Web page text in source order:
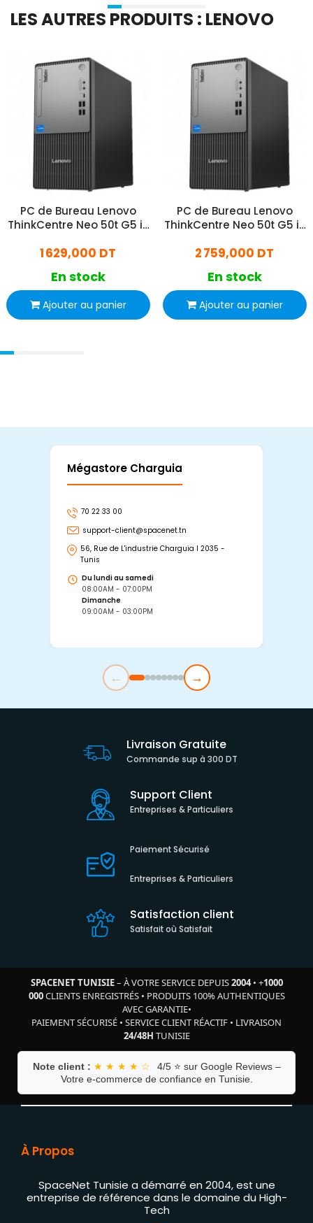
LES AUTRES PRODUITS : LENOVO
PC de Bureau Lenovo
ThinkCentre Neo 50t G5 i3
Windows 11 Pro
1 629,000 DT
En stock
Ajouter au panier
PC de Bureau Lenovo
ThinkCentre Neo 50t G5 i3
2 759,000 DT
En stock
Ajouter au panier
Mégastore Charguia
70 22 33 00
support-client@spacenet.tn
56, Rue de L'industrie Charguia I 2035 -
Tunis
Du lundi au samedi
08:00AM - 07:00PM
Dimanche
09:00AM - 03:00PM
← →
Livraison Gratuite
Commande sup à 300 DT
Support Client
Entreprises & Particuliers
Paiement Sécurisé
Entreprises & Particuliers
Satisfaction client
Satisfait où Satisfait
SPACENET TUNISIE– À VOTRE SERVICE DEPUIS2004• +1000
000CLIENTS ENREGISTRÉS• PRODUITS 100% AUTHENTIQUES
AVEC GARANTIE•
PAIEMENT SÉCURISÉ • SERVICE CLIENT RÉACTIF • LIVRAISON
24/48H TUNISIE
Note client : ★ ★ ★ ★ ☆
4/5 ⭐ sur Google Reviews –
Votre e-commerce de confiance en Tunisie.
À Propos
SpaceNet Tunisie a démarré en 2004, est une
entreprise de référence dans le domaine du High-
Tech